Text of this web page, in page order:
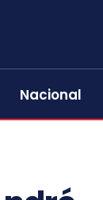
Nacional